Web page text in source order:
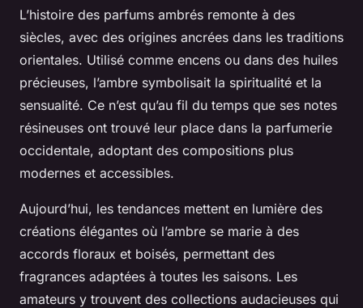
L’histoire des parfums ambrés remonte à des
siècles, avec des origines ancrées dans les traditions
orientales. Utilisé comme encens ou dans des huiles
précieuses, l’ambre symbolisait la spiritualité et la
sensualité. Ce n’est qu’au fil du temps que ses notes
résineuses ont trouvé leur place dans la parfumerie
occidentale, adoptant des compositions plus
modernes et accessibles.
Aujourd’hui, les tendances mettent en lumière des
créations élégantes où l’ambre se marie à des
accords floraux et boisés, permettant des
fragrances adaptées à toutes les saisons. Les
amateurs y trouvent des collections audacieuses qui